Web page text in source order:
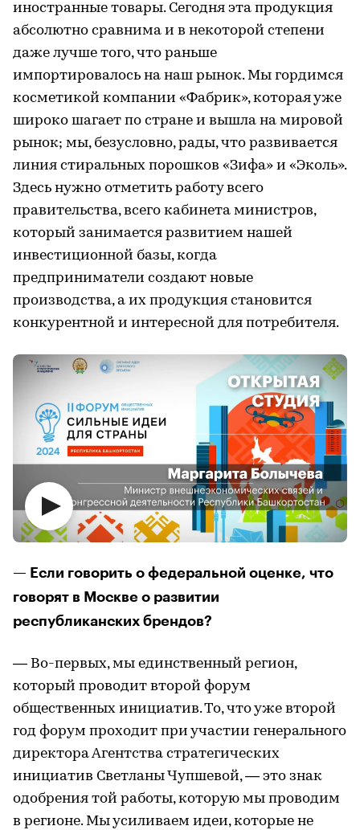
иностранные товары. Сегодня эта продукция
абсолютно сравнима и в некоторой степени
даже лучше того, что раньше
импортировалось на наш рынок. Мы гордимся
косметикой компании «Фабрик», которая уже
широко шагает по стране и вышла на мировой
рынок; мы, безусловно, рады, что развивается
линия стиральных порошков «Зифа» и «Эколь».
Здесь нужно отметить работу всего
правительства, всего кабинета министров,
который занимается развитием нашей
инвестиционной базы, когда
предприниматели создают новые
производства, а их продукция становится
конкурентной и интересной для потребителя.
— Если говорить о федеральной оценке, что
говорят в Москве о развитии
республиканских брендов?
— Во-первых, мы единственный регион,
который проводит второй форум
общественных инициатив. То, что уже второй
год форум проходит при участии генерального
директора Агентства стратегических
инициатив Светланы Чупшевой, — это знак
одобрения той работы, которую мы проводим
в регионе. Мы усиливаем идеи, которые не